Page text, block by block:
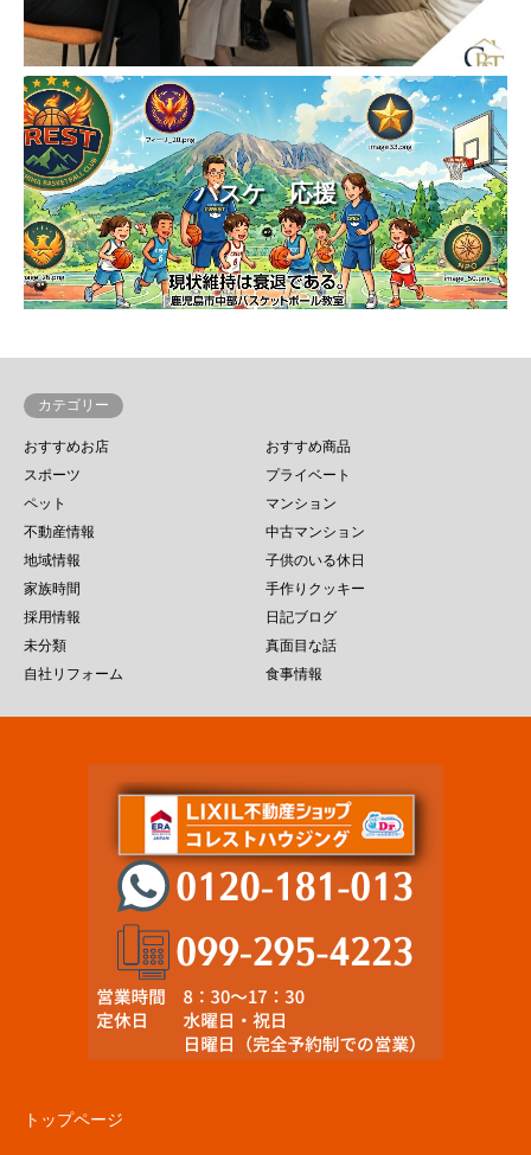
バスケ 応援
カテゴリー
おすすめお店
おすすめ商品
スポーツ
プライベート
ペット
マンション
不動産情報
中古マンション
地域情報
子供のいる休日
家族時間
手作りクッキー
採用情報
日記ブログ
未分類
真面目な話
自社リフォーム
食事情報
トップページ